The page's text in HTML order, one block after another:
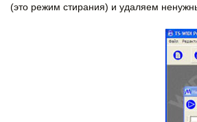
(это режим стирания) и удаляем